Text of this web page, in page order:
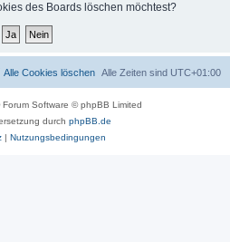
des Boards löschen möchtest?
Alle Zeiten sind UTC+01:00
Alle Cookies löschen
Forum Software © phpBB Limited
durch phpBB.de
| Nutzungsbedingungen